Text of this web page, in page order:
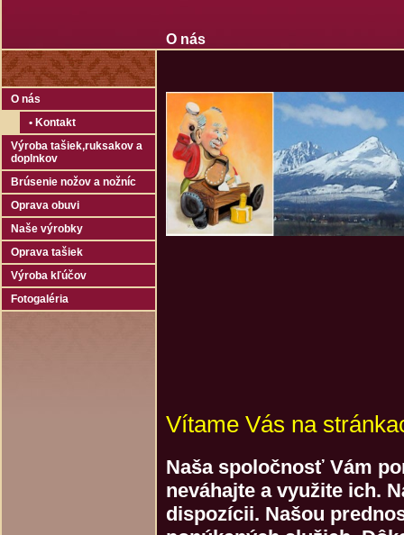
O nás
O nás
• Kontakt
Výroba tašiek‚ruksakov a
doplnkov
Brúsenie nožov a nožníc
Oprava obuvi
Naše výrobky
Oprava tašiek
Výroba kľúčov
Fotogaléria
Vítame Vás na
Naša spoločnosť Vám
neváhajte a využite ich.
dispozícii. Našou